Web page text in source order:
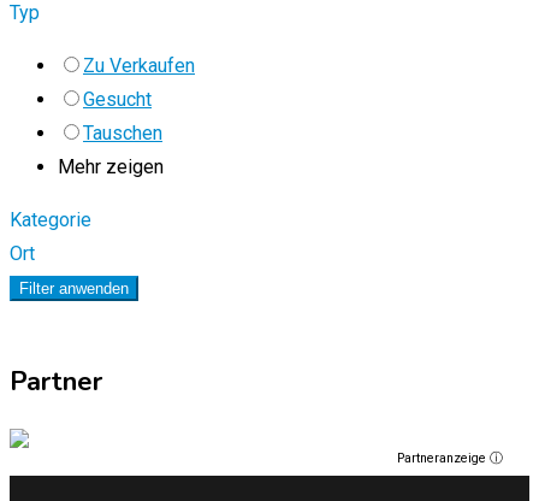
Typ
Zu Verkaufen
Gesucht
Tauschen
Mehr zeigen
Kategorie
Ort
Filter anwenden
Partner
Partneranzeige ⓘ